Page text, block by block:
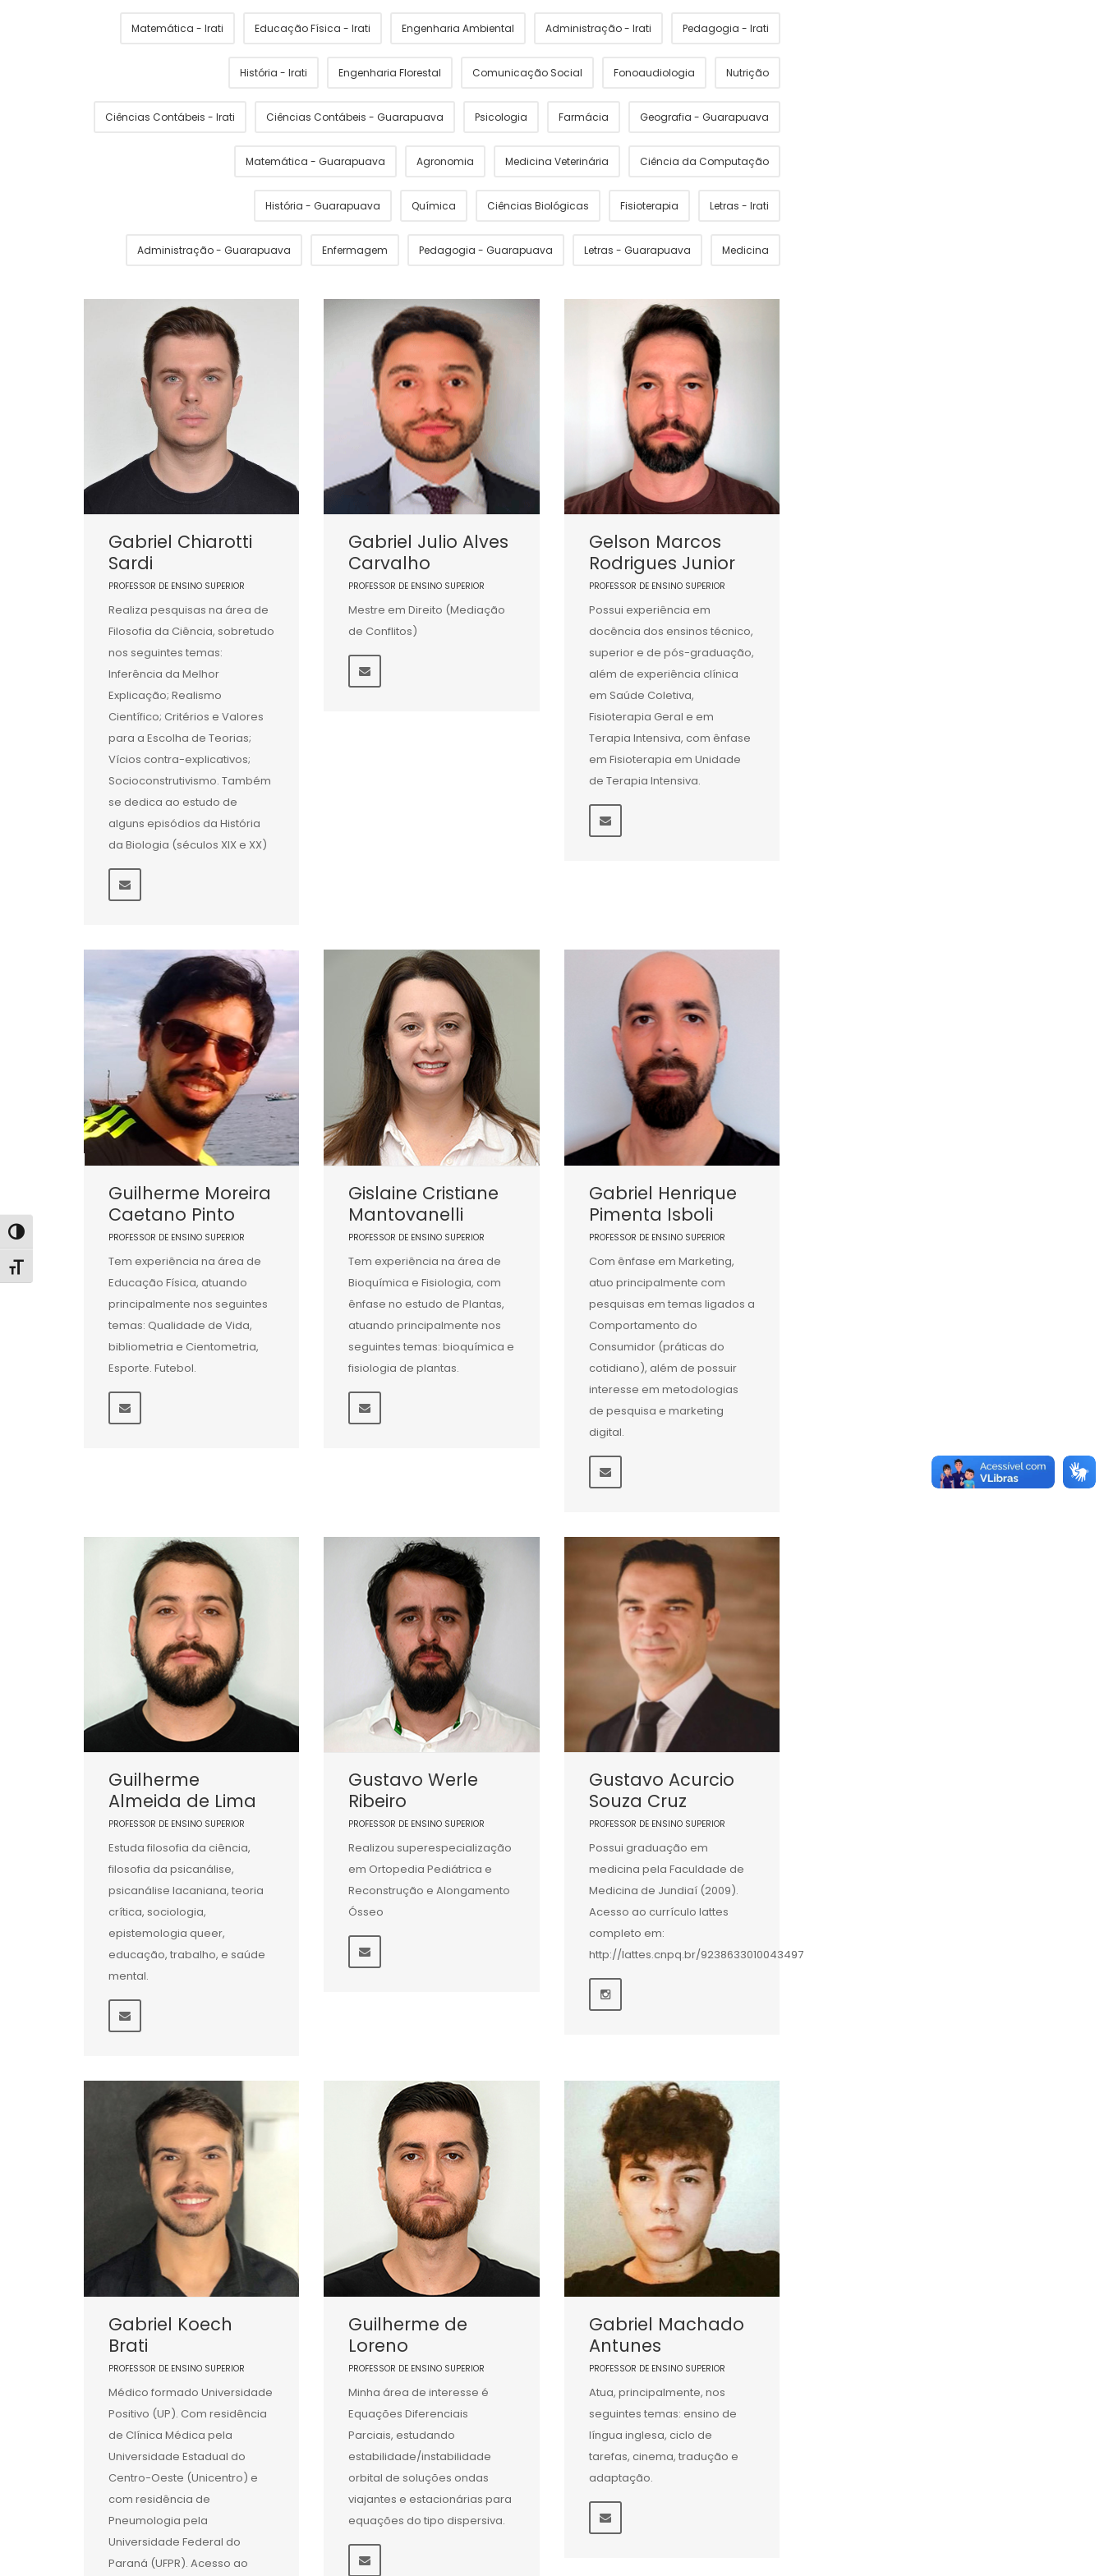
Alternar alto contraste
Alternar tamanho da fonte
Matemática - Irati Educação Física - Irati Engenharia Ambiental Administração - Irati Pedagogia - Irati
História - Irati Engenharia Florestal Comunicação Social Fonoaudiologia Nutrição
Ciências Contábeis - Irati Ciências Contábeis - Guarapuava Psicologia Farmácia Geografia - Guarapuava
Matemática - Guarapuava Agronomia Medicina Veterinária Ciência da Computação
História - Guarapuava Química Ciências Biológicas Fisioterapia Letras - Irati
Administração - Guarapuava Enfermagem Pedagogia - Guarapuava Letras - Guarapuava Medicina
Gabriel Chiarotti
Sardi
PROFESSOR DE ENSINO SUPERIOR
Realiza pesquisas na área de
Filosofia da Ciência, sobretudo
nos seguintes temas:
Inferência da Melhor
Explicação; Realismo
Científico; Critérios e Valores
para a Escolha de Teorias;
Vícios contra-explicativos;
Socioconstrutivismo. Também
se dedica ao estudo de
alguns episódios da História
da Biologia (séculos XIX e XX)
Gabriel Julio Alves
Carvalho
PROFESSOR DE ENSINO SUPERIOR
Mestre em Direito (Mediação
de Conflitos)
Gelson Marcos
Rodrigues Junior
PROFESSOR DE ENSINO SUPERIOR
Possui experiência em
docência dos ensinos técnico,
superior e de pós-graduação,
além de experiência clínica
em Saúde Coletiva,
Fisioterapia Geral e em
Terapia Intensiva, com ênfase
em Fisioterapia em Unidade
de Terapia Intensiva.
Guilherme Moreira
Caetano Pinto
PROFESSOR DE ENSINO SUPERIOR
Tem experiência na área de
Educação Física, atuando
principalmente nos seguintes
temas: Qualidade de Vida,
bibliometria e Cientometria,
Esporte. Futebol.
Gislaine Cristiane
Mantovanelli
PROFESSOR DE ENSINO SUPERIOR
Tem experiência na área de
Bioquímica e Fisiologia, com
ênfase no estudo de Plantas,
atuando principalmente nos
seguintes temas: bioquímica e
fisiologia de plantas.
Gabriel Henrique
Pimenta Isboli
PROFESSOR DE ENSINO SUPERIOR
Com ênfase em Marketing,
atuo principalmente com
pesquisas em temas ligados a
Comportamento do
Consumidor (práticas do
cotidiano), além de possuir
interesse em metodologias
de pesquisa e marketing
digital.
Guilherme
Almeida de Lima
PROFESSOR DE ENSINO SUPERIOR
Estuda filosofia da ciência,
filosofia da psicanálise,
psicanálise lacaniana, teoria
crítica, sociologia,
epistemologia queer,
educação, trabalho, e saúde
mental.
Gustavo Werle
Ribeiro
PROFESSOR DE ENSINO SUPERIOR
Realizou superespecialização
em Ortopedia Pediátrica e
Reconstrução e Alongamento
Ósseo
Gustavo Acurcio
Souza Cruz
PROFESSOR DE ENSINO SUPERIOR
Possui graduação em
medicina pela Faculdade de
Medicina de Jundiaí (2009).
Acesso ao currículo lattes
completo em:
http://lattes.cnpq.br/9238633010043497
Gabriel Koech
Brati
PROFESSOR DE ENSINO SUPERIOR
Médico formado Universidade
Positivo (UP). Com residência
de Clínica Médica pela
Universidade Estadual do
Centro-Oeste (Unicentro) e
com residência de
Pneumologia pela
Universidade Federal do
Paraná (UFPR). Acesso ao
Guilherme de
Loreno
PROFESSOR DE ENSINO SUPERIOR
Minha área de interesse é
Equações Diferenciais
Parciais, estudando
estabilidade/instabilidade
orbital de soluções ondas
viajantes e estacionárias para
equações do tipo dispersiva.
Gabriel Machado
Antunes
PROFESSOR DE ENSINO SUPERIOR
Atua, principalmente, nos
seguintes temas: ensino de
língua inglesa, ciclo de
tarefas, cinema, tradução e
adaptação.